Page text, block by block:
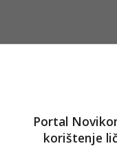
Portal
korištenje